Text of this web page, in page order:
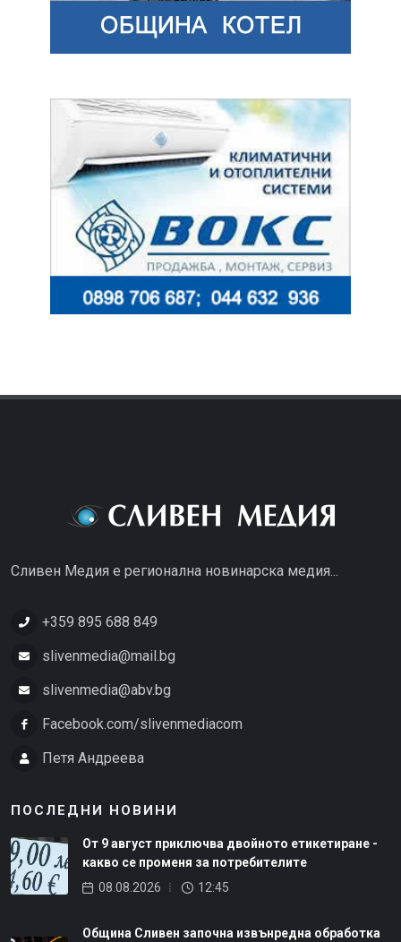
Сливен Медия е регионална новинарска медия...
+359 895 688 849
slivenmedia@mail.bg
slivenmedia@abv.bg
Facebook.com/slivenmediacom
Петя Андреева
ПОСЛЕДНИ НОВИНИ
От 9 август приключва двойното етикетиране -
какво се променя за потребителите
08.08.2026
12:45
Община Сливен започна извънредна обработка